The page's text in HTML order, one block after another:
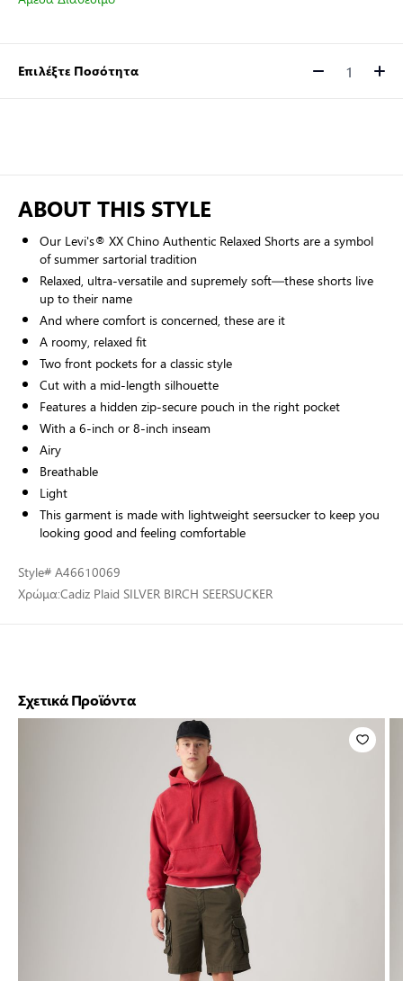
Επιλέξτε Ποσότητα Ποσότητα
ABOUT THIS STYLE
Our Levi's® XX Chino Authentic Relaxed Shorts are a symbol
of summer sartorial tradition
Relaxed, ultra-versatile and supremely soft—these shorts live
up to their name
And where comfort is concerned, these are it
A roomy, relaxed fit
Two front pockets for a classic style
Cut with a mid-length silhouette
Features a hidden zip-secure pouch in the right pocket
With a 6-inch or 8-inch inseam
Airy
Breathable
Light
This garment is made with lightweight seersucker to keep you
looking good and feeling comfortable
Style# A46610069
Χρώμα:Cadiz Plaid SILVER BIRCH SEERSUCKER
Σχετικά Προϊόντα